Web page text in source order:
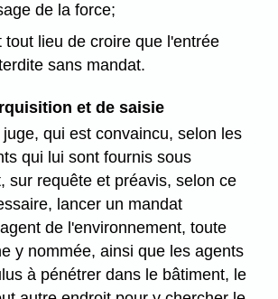
de la force;
tout lieu de croire que l'entrée
sans mandat.
et de saisie
juge, qui est convaincu, selon les
qui lui sont fournis sous
sur requête et préavis, selon ce
lancer un mandat
de l'environnement, toute
y nommée, ainsi que les agents
à pénétrer dans le bâtiment, le